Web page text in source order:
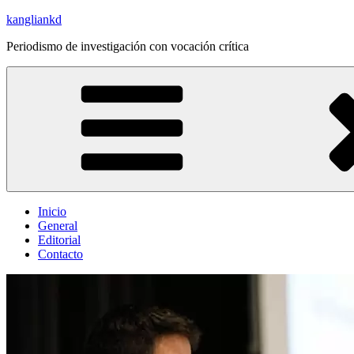
Saltar
contenido
kangliankd
Periodismo de investigación con vocación crítica
Inicio
General
Editorial
Contacto